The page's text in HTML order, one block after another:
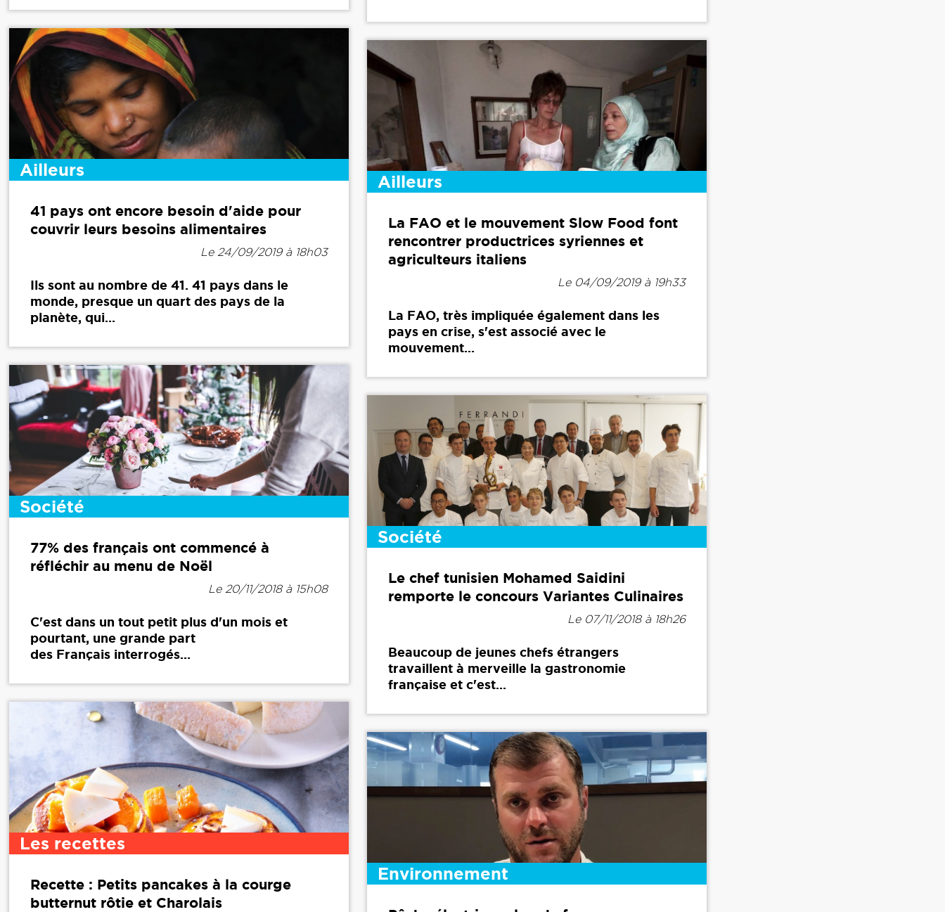
Ailleurs
41 pays ont encore besoin d'aide pour
couvrir leurs besoins alimentaires
Le 24/09/2019 à 18h03
Ils sont au nombre de 41. 41 pays dans le
monde, presque un quart des pays de la
planète, qui...
Ailleurs
La FAO et le mouvement Slow Food font
rencontrer productrices syriennes et
agriculteurs italiens
Le 04/09/2019 à 19h33
La FAO, très impliquée également dans les
pays en crise, s'est associé avec le
mouvement...
Société
77% des français ont commencé à
réfléchir au menu de Noël
Le 20/11/2018 à 15h08
C'est dans un tout petit plus d'un mois et
pourtant, une grande part
des Français interrogés...
Société
Le chef tunisien Mohamed Saidini
remporte le concours Variantes Culinaires
Le 07/11/2018 à 18h26
Beaucoup de jeunes chefs étrangers
travaillent à merveille la gastronomie
française et c'est...
Les recettes
Recette : Petits pancakes à la courge
butternut rôtie et Charolais
Environnement